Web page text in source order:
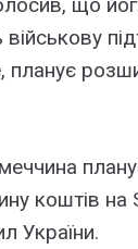
що
планує
коштів на
України.